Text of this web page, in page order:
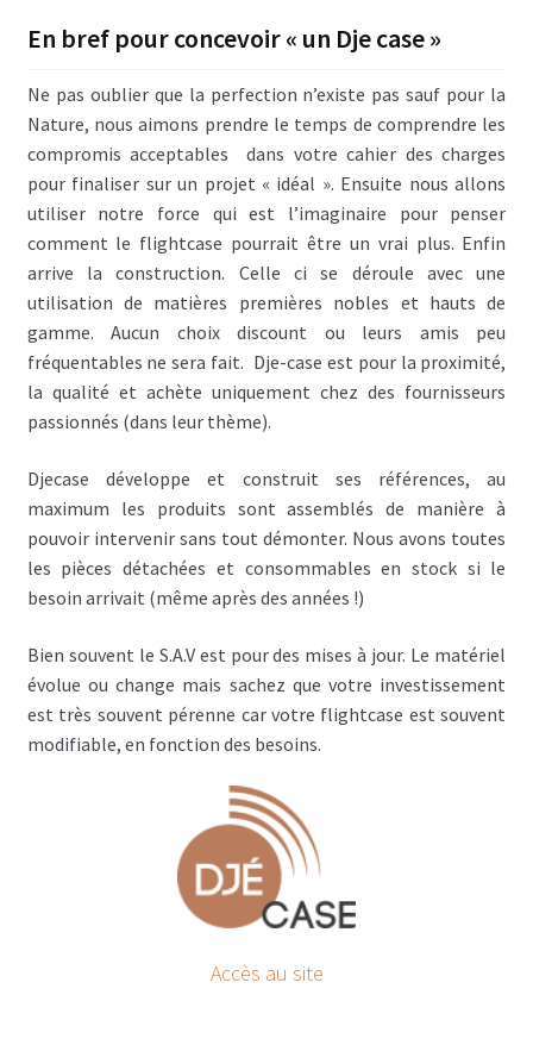
En bref pour concevoir « un Dje case »
Ne pas oublier que la perfection n’existe pas sauf pour la
Nature, nous aimons prendre le temps de comprendre les
compromis acceptables dans votre cahier des charges
pour finaliser sur un projet « idéal ». Ensuite nous allons
utiliser notre force qui est l’imaginaire pour penser
comment le flightcase pourrait être un vrai plus. Enfin
arrive la construction. Celle ci se déroule avec une
utilisation de matières premières nobles et hauts de
gamme. Aucun choix discount ou leurs amis peu
fréquentables ne sera fait. Dje-case est pour la proximité,
la qualité et achète uniquement chez des fournisseurs
passionnés (dans leur thème).
Djecase développe et construit ses références, au
maximum les produits sont assemblés de manière à
pouvoir intervenir sans tout démonter. Nous avons toutes
les pièces détachées et consommables en stock si le
besoin arrivait (même après des années !)
Bien souvent le S.A.V est pour des mises à jour. Le matériel
évolue ou change mais sachez que votre investissement
est très souvent pérenne car votre flightcase est souvent
modifiable, en fonction des besoins.
Accès au site